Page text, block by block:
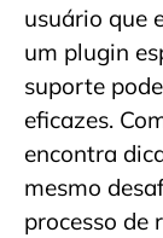
usuário que
um plugin
suporte
eficazes.
encontra
mesmo
processo de